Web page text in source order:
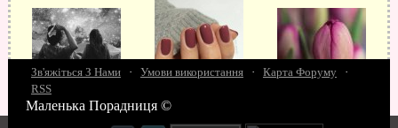
15 запитань про секс Як досягти оргазм
Зв'яжіться З Нами · Умови використання · Карта Форуму
·
RSS
Маленька Порадниця ©